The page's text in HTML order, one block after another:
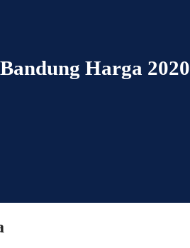
Harga 2020